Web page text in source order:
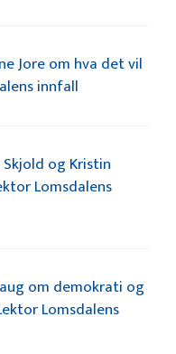
Jore om hva det vil
innfall
Skjold og Kristin
Lomsdalens
om demokrati og
Lomsdalens